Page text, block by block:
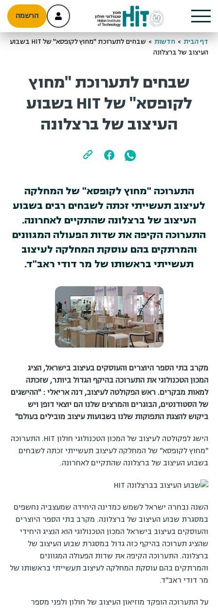
הרשמה
דף הבית > חדשות >
שבחים לתערוכת "מחוץ לקופסא" של HIT בשבוע
העיצוב של ברצלונה
שבחים לתערוכת "מחוץ
לקופסא" של HIT בשבוע
העיצוב של ברצלונה
התערוכה "מחוץ לקופסא" של המחלקה
לעיצוב תעשייתי זכתה לשבחים רבים בשבוע
העיצוב של ברצלונה שהתקיים לאחרונה.
התערוכה הקיפה את שדות הפעולה המגוונים
והמרתקים בהם עוסקת המחלקה לעיצוב
תעשייתי בראשותו של מר דודי ראב"ד.
מקרב בתי הספר היוצרים והעוסקים בעיצוב בישראל, הציג
המכון הטכנולוגי את התערוכה בהיקף הגדול ביותר, שזכתה
למאות מבקרים. ראש הפקולטה לעיצוב, דנה אריאלי : "ההישגים
של הסטודנטים, הבוגרים והמרצים שלנו הם יוצאי דופן ויש
ביקוש להצגת התפוקות שלנו בשבועות עיצוב מובילים בעולם"
הישג לפקולטה לעיצוב של המכון הטכנולוגי חולון HIT. התערוכה
"מחוץ לקופסא" של המחלקה לעיצוב תעשייתי זכתה לשבחים
בשבוע העיצוב של ברצלונה שהתקיים לאחרונה.
השנה נבחרה ישראל לשמש כמדינה היחידה שמעצביה נחשפים
במסגרת שבוע העיצוב של ברצלונה. מקרב בתי הספר היוצרים
והעוסקים בעיצוב בישראל המכון הטכנולוגי הוא הנציג היחידי
שהציג תערוכה בהיקף כזה גדול במסגרת שבוע העיצוב של
ברצלונה. התערוכה הקיפה את שדות הפעולה המגוונים
והמרתקים בהם עוסקת המחלקה לעיצוב תעשייתי בראשותו של
מר דודי ראב"ד.
על התערוכה הופקד מוזיאון העיצוב של חולון ולפני מספר